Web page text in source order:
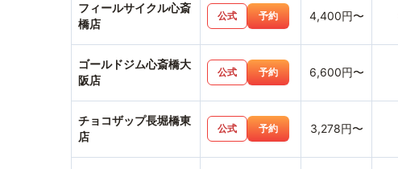
フィールサイクル心斎
橋店
公式 予約 4,400円〜
ゴールドジム心斎橋大
阪店
公式 予約 6,600円〜
チョコザップ長堀橋東
店
公式 予約 3,278円〜